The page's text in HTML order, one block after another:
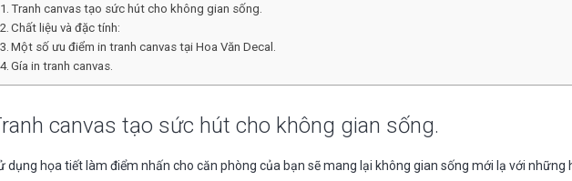
Tranh canvas tạo sức hút cho không gian sống.
Chất liệu và đặc tính:
Một số ưu điểm in tranh canvas tại Hoa Văn Decal.
Gía in tranh canvas.
canvas tạo sức hút cho không gian sống.
dụng họa tiết làm điểm nhấn cho căn phòng của bạn sẽ mang lại không gian sống mới lạ với những